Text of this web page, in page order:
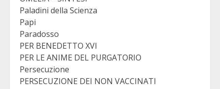
Paladini della Scienza
Papi
Paradosso
PER BENEDETTO XVI
PER LE ANIME DEL PURGATORIO
Persecuzione
PERSECUZIONE DEI NON VACCINATI